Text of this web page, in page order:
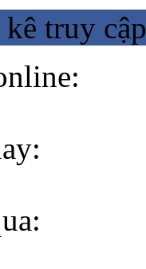
Tràng
truy cập